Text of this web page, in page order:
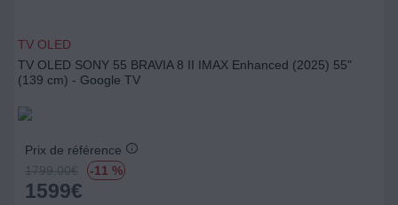
TV OLED
TV OLED SONY 55 BRAVIA 8 II IMAX Enhanced (2025) 55"
(139 cm) - Google TV
Prix de référence
1799.00€ -11 %
1599€